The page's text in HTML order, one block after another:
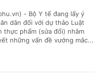
- Bộ Y tế đang lấy ý
dân đối với dự thảo Luật
thực phẩm (sửa đổi) nhằm
những vấn đề vướng mắc...